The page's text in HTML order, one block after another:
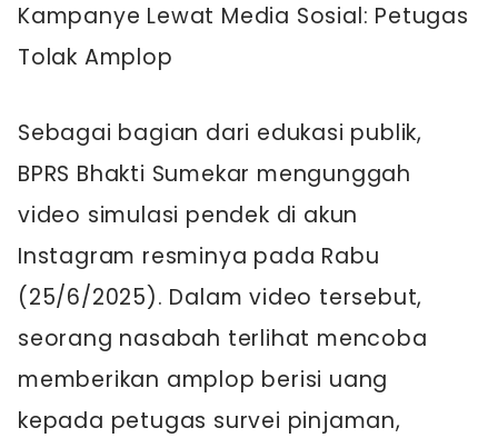
Kampanye Lewat Media Sosial: Petugas
Tolak Amplop
Sebagai bagian dari edukasi publik,
BPRS Bhakti Sumekar mengunggah
video simulasi pendek di akun
Instagram resminya pada Rabu
(25/6/2025). Dalam video tersebut,
seorang nasabah terlihat mencoba
memberikan amplop berisi uang
kepada petugas survei pinjaman,